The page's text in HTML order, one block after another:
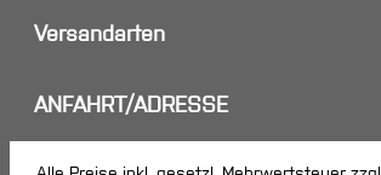
Versandarten
ANFAHRT/ADRESSE